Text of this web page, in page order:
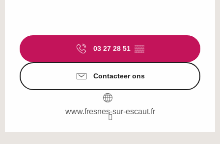
03 27 28 51 ▒▒
Contacteer ons
www.fresnes-sur-escaut.fr